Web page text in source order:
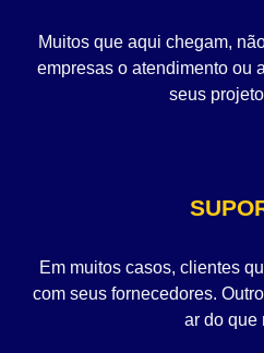
Muitos que aqui chegam,
empresas o atendimento ou
seus
Em muitos casos, clientes
com seus fornecedores.
ar do que